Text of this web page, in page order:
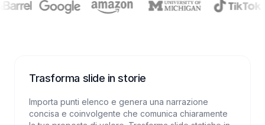
Trasforma slide in storie
Importa punti elenco e genera una narrazione
concisa e coinvolgente che comunica chiaramente